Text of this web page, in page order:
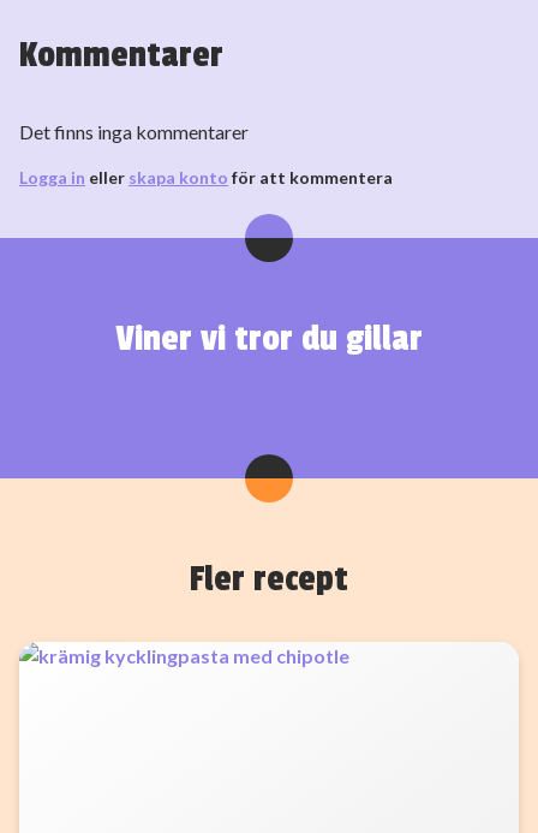
Kommentarer
Det finns inga kommentarer
Logga in eller skapa konto för att kommentera
Viner vi tror du gillar
Fler recept